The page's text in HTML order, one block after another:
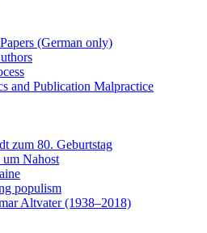
(German only)
and Publication Malpractice
zum 80. Geburtstag
Nahost
populism
Altvater (1938–2018)